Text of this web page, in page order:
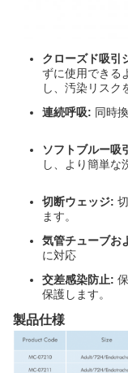
クローズド吸引
ずに使用できる
し、汚染リスク
連続呼吸: 同時
ソフトブルー吸
し、より簡単な
切断ウェッジ:
ます。
気管チューブお
に対応
交差感染防止:
保護します。
製品仕様